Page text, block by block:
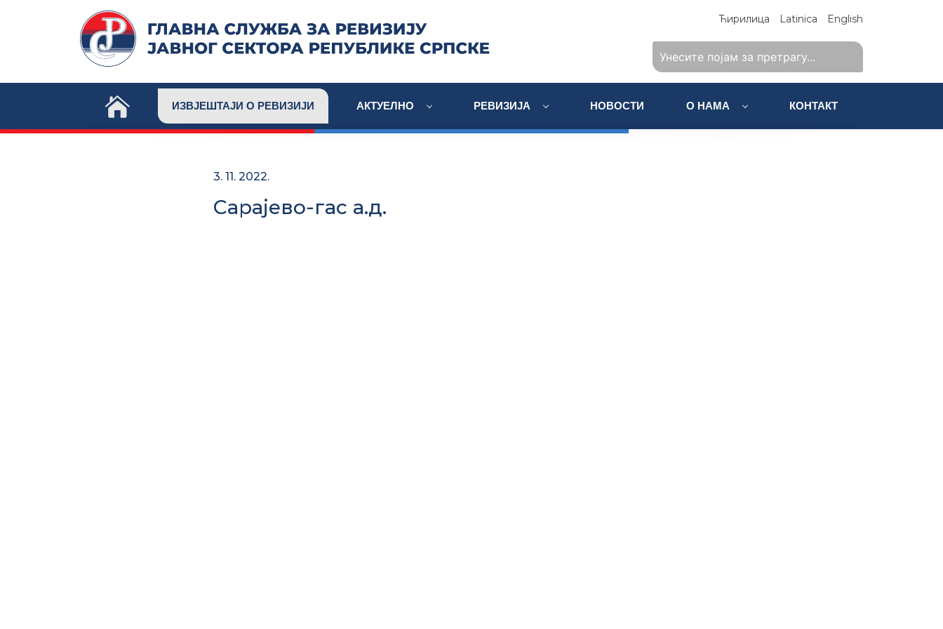
Ћирилица Latinica English
ИЗВЈЕШТАЈИ О РЕВИЗИЈИ АКТУЕЛНО РЕВИЗИЈА НОВОСТИ О НАМА КОНТАКТ
3. 11. 2022.
Сарајево-гас а.д.